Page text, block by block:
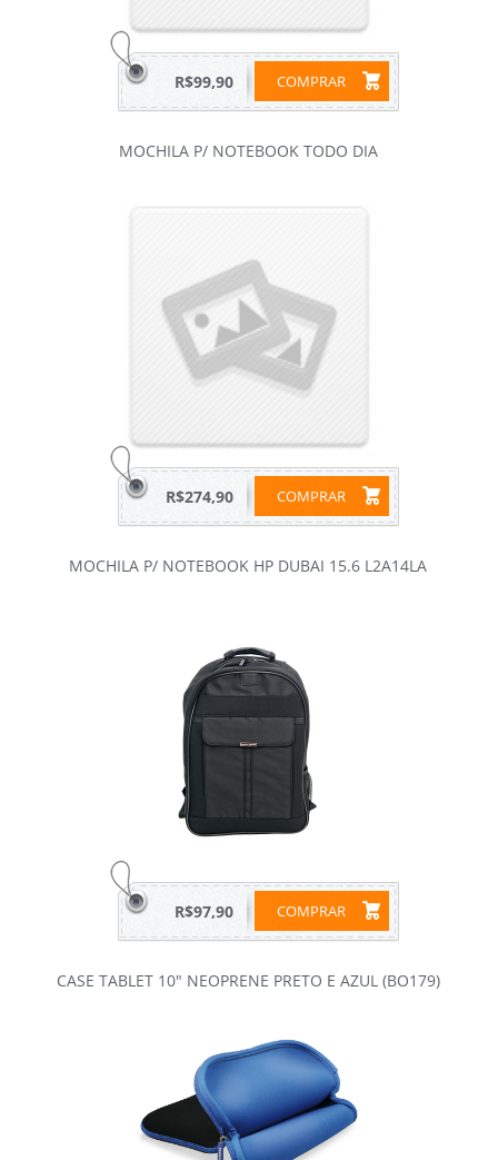
COMPRAR
R$99,90
MOCHILA P/ NOTEBOOK TODO DIA
COMPRAR
R$274,90
MOCHILA P/ NOTEBOOK HP DUBAI 15.6 L2A14LA
COMPRAR
R$97,90
CASE TABLET 10" NEOPRENE PRETO E AZUL (BO179)